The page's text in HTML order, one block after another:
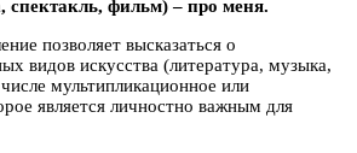
спектакль, фильм) – про меня.
позволяет высказаться о
видов искусства (литература, музыка,
мультипликационное или
является личностно важным для